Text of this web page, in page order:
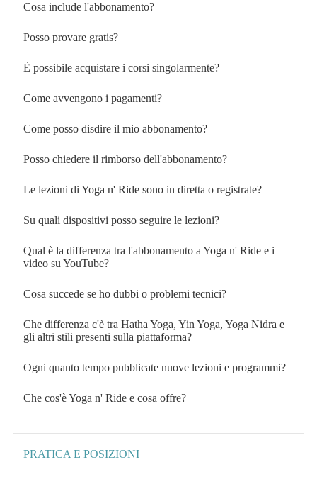
Cosa include l'abbonamento?
Posso provare gratis?
È possibile acquistare i corsi singolarmente?
Come avvengono i pagamenti?
Come posso disdire il mio abbonamento?
Posso chiedere il rimborso dell'abbonamento?
Le lezioni di Yoga n' Ride sono in diretta o registrate?
Su quali dispositivi posso seguire le lezioni?
Qual è la differenza tra l'abbonamento a Yoga n' Ride e i
video su YouTube?
Cosa succede se ho dubbi o problemi tecnici?
Che differenza c'è tra Hatha Yoga, Yin Yoga, Yoga Nidra e
gli altri stili presenti sulla piattaforma?
Ogni quanto tempo pubblicate nuove lezioni e programmi?
Che cos'è Yoga n' Ride e cosa offre?
PRATICA E POSIZIONI